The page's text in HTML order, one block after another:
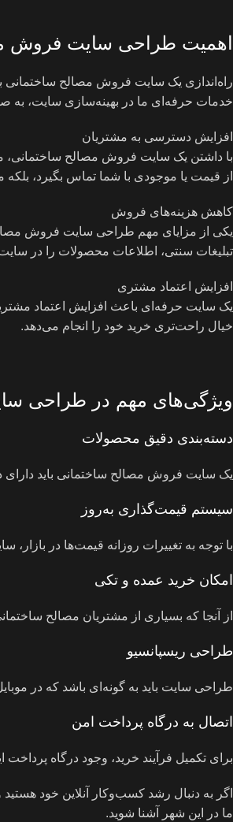
اهمیت طراحی سایت فروش
راه‌اندازی یک سایت فروش مصالح ساختمانی
خدمات حرفه‌ای ما در بهینه‌سازی سایت، به
افزایش دسترسی به مشتریان
با داشتن یک سایت فروش مصالح
از قیمت یا موجودی با شما تماس بگیرد،
کاهش هزینه‌های فروش
یکی از مزایای مهم طراحی سایت فروش
تبلیغات سنتی، اطلاعات محصولات را در سایت
افزایش اعتماد مشتری
یک سایت حرفه‌ای باعث افزایش اعتماد
خیال راحت‌تری خرید خود را انجام می‌دهد.
ویژگی‌های مهم در طراحی
دسته‌بندی دقیق محصولات
یک سایت فروش مصالح ساختمانی باید دارای
سیستم قیمت‌گذاری به‌روز
با توجه به تغییرات روزانه قیمت‌ها در
امکان خرید عمده و تکی
از آنجا که بسیاری از مشتریان مصالح
طراحی ریسپانسیو
طراحی سایت باید به گونه‌ای باشد که در
اتصال به درگاه پرداخت امن
برای تکمیل فرآیند خرید، وجود درگاه پرداخت
اگر به دنبال رشد کسب‌وکار آنلاین خود
ما در این شهر آشنا شوید.